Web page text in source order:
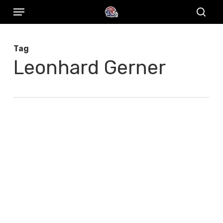
Skip
content
Menu
Tag
Leonhard Gerner